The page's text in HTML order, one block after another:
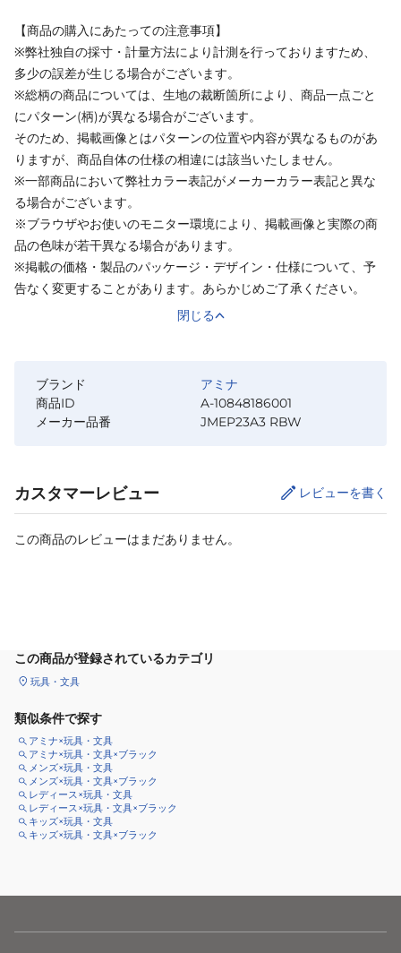
【商品の購入にあたっての注意事項】
※弊社独自の採寸・計量方法により計測を行っておりますため、
多少の誤差が生じる場合がございます。
※総柄の商品については、生地の裁断箇所により、商品一点ごと
にパターン(柄)が異なる場合がございます。
そのため、掲載画像とはパターンの位置や内容が異なるものがあ
りますが、商品自体の仕様の相違には該当いたしません。
※一部商品において弊社カラー表記がメーカーカラー表記と異な
る場合がございます。
※ブラウザやお使いのモニター環境により、掲載画像と実際の商
品の色味が若干異なる場合があります。
※掲載の価格・製品のパッケージ・デザイン・仕様について、予
告なく変更することがあります。あらかじめご了承ください。
閉じる
ブランド
アミナ
商品ID
A-10848186001
メーカー品番
JMEP23A3 RBW
カスタマーレビュー レビューを書く
この商品のレビューはまだありません。
この商品が登録されているカテゴリ
玩具・文具
類似条件で探す
アミナ×玩具・文具
アミナ×玩具・文具×ブラック
メンズ×玩具・文具
メンズ×玩具・文具×ブラック
レディース×玩具・文具
レディース×玩具・文具×ブラック
キッズ×玩具・文具
キッズ×玩具・文具×ブラック